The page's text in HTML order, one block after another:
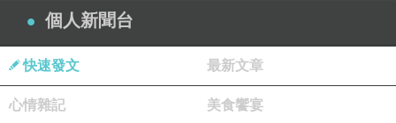
個人新聞台
快速發文 最新文章
心情雜記 美食饗宴